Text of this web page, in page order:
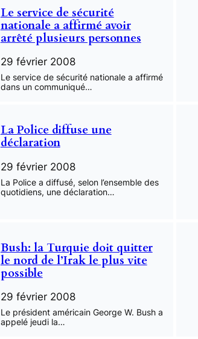
Le service de sécurité
nationale a affirmé avoir
arrêté plusieurs personnes
29 février 2008
Le service de sécurité nationale a affirmé
dans un communiqué…
La Police diffuse une
déclaration
29 février 2008
La Police a diffusé, selon l’ensemble des
quotidiens, une déclaration…
Bush: la Turquie doit quitter
le nord de l’Irak le plus vite
possible
29 février 2008
Le président américain George W. Bush a
appelé jeudi la…